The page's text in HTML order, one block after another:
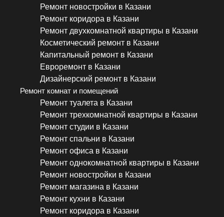
Ремонт новостройки в Казани
Ремонт коридора в Казани
Ремонт двухкомнатной квартиры в Казани
Косметический ремонт в Казани
Капитальный ремонт в Казани
Евроремонт в Казани
Дизайнерский ремонт в Казани
Ремонт комнат и помещений
Ремонт туалета в Казани
Ремонт трехкомнатной квартиры в Казани
Ремонт студии в Казани
Ремонт спальни в Казани
Ремонт офиса в Казани
Ремонт однокомнатной квартиры в Казани
Ремонт новостройки в Казани
Ремонт магазина в Казани
Ремонт кухни в Казани
Ремонт коридора в Казани